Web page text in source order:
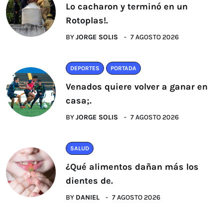
Lo cacharon y terminó en un
Rotoplas!.
BYJORGE SOLIS 7 AGOSTO 2026
DEPORTES PORTADA
Venados quiere volver a ganar en
casa;.
BYJORGE SOLIS 7 AGOSTO 2026
SALUD
¿Qué alimentos dañan más los
dientes de.
BY DANIEL 7 AGOSTO 2026